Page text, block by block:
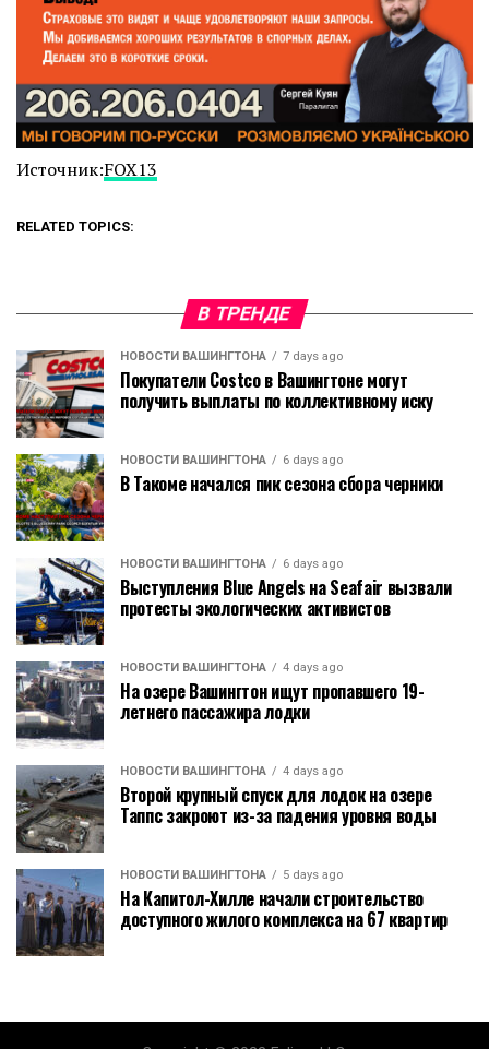
Источник:FOX13
RELATED TOPICS:
В ТРЕНДЕ
НОВОСТИ ВАШИНГТОНА 7 days ago
Покупатели Costco в Вашингтоне могут
получить выплаты по коллективному иску
НОВОСТИ ВАШИНГТОНА 6 days ago
В Такоме начался пик сезона сбора черники
НОВОСТИ ВАШИНГТОНА 6 days ago
Выступления Blue Angels на Seafair вызвали
протесты экологических активистов
НОВОСТИ ВАШИНГТОНА 4 days ago
На озере Вашингтон ищут пропавшего 19-
летнего пассажира лодки
НОВОСТИ ВАШИНГТОНА 4 days ago
Второй крупный спуск для лодок на озере
Таппс закроют из-за падения уровня воды
НОВОСТИ ВАШИНГТОНА 5 days ago
На Капитол-Хилле начали строительство
доступного жилого комплекса на 67 квартир